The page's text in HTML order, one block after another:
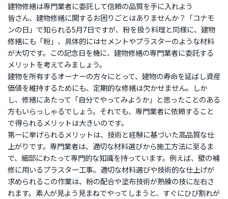
建物修繕は専門業者に委託して信頼の品質を手に入れよう
皆さん、建物修繕に関するお困りごとはありませんか？「コナモ
ンの日」で知られる5月7日ですが、粉を扱う料理と同様に、建物
修繕にも「粉」、具体的にはセメントやプラスターのような材料
が大切です。この記念日を機に、建物修繕の専門業者に委託する
メリットを考えてみましょう。
建物を所有するオーナーの方々にとって、建物の寿命を延ばし資産
価値を維持するためにも、定期的な修繕は欠かせません。しか
し、修繕にあたって「自分でやってみようか」と思ったことのある
方もいらっしゃるでしょう。それでも、専門業者に依頼すること
で得られるメリットは大きいのです。
第一に挙げられるメリットは、技術と経験に基づいた高品質な仕
上がりです。専門業者は、適切な材料選びから施工方法に至るま
で、細部にわたって専門的な知識を持っています。例えば、壁の補
修に用いるプラスター工事。適切な材料選びや技術的な仕上げが
求められるこの作業は、粉の配合や塗布技術が熟練の技に左右さ
れます。素人が見よう見まねでやってしまうと、すぐにひび割れが